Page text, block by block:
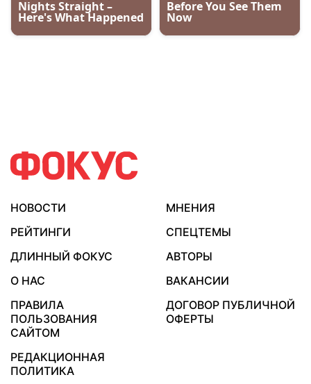
НОВОСТИ
МНЕНИЯ
РЕЙТИНГИ
СПЕЦТЕМЫ
ДЛИННЫЙ ФОКУС
АВТОРЫ
О НАС
ВАКАНСИИ
ПРАВИЛА
ПОЛЬЗОВАНИЯ
САЙТОМ
ДОГОВОР ПУБЛИЧНОЙ
ОФЕРТЫ
РЕДАКЦИОННАЯ
ПОЛИТИКА